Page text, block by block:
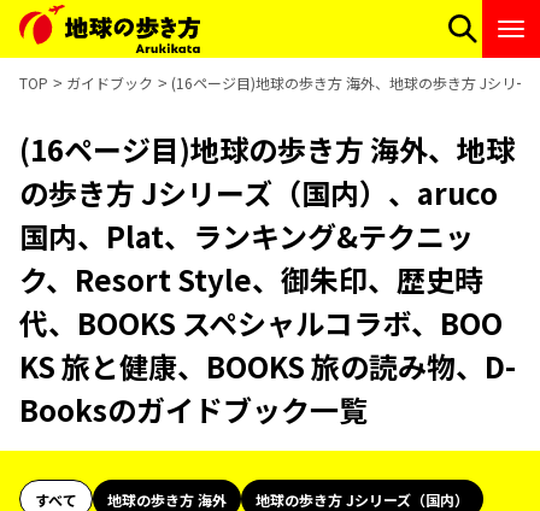
TOP ガイドブック (16ページ目)地球の歩き方 海外、地球の歩き方 Jシリ
(16ページ目)地球の歩き方 海外、地球
の歩き方 Jシリーズ（国内）、aruco
国内、Plat、ランキング&テクニッ
ク、Resort Style、御朱印、歴史時
代、BOOKS スペシャルコラボ、BOO
KS 旅と健康、BOOKS 旅の読み物、D-
Booksのガイドブック一覧
すべて 地球の歩き方 海外
地球の歩き方 Jシリーズ（国内）